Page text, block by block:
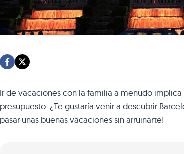
Ir de vacaciones con la familia a menudo
presupuesto. ¿Te gustaría venir a descubrir
pasar unas buenas vacaciones sin arruinarte!